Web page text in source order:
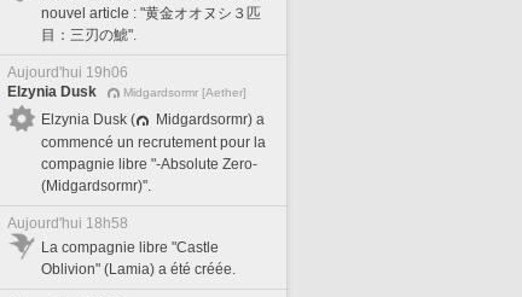
nouvel article : "黄金オオヌシ３匹
目：三刃の鯱".
Aujourd'hui 19h06
Elzynia Dusk
Midgardsormr [Aether]
Elzynia Dusk (
Midgardsormr) a
commencé un recrutement pour la
compagnie libre "-Absolute Zero-
(Midgardsormr)".
Aujourd'hui 18h58
La compagnie libre "Castle
Oblivion" (Lamia) a été créée.